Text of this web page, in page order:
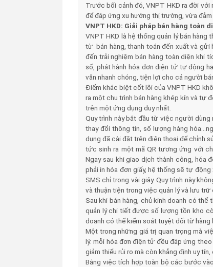
Trước bối cảnh đó, VNPT HKD ra đời
để đáp ứng xu hướng thị trường, vừa
VNPT HKD: Giải pháp bán hàng toàn
VNPT HKD là hệ thống quản lý bán
từ bán hàng, thanh toán đến xuất và gửi
đến trải nghiệm bán hàng toàn diện khi
số, phát hành hóa đơn điện tử tự động
vẫn nhanh chóng, tiện lợi cho cả người
Điểm khác biệt cốt lõi của VNPT HKD
ra một chu trình bán hàng khép kín và tự
trên một ứng dụng duy nhất.
Quy trình này bắt đầu từ việc người dùng
thay đổi thông tin, số lượng hàng
dụng đã cài đặt trên điện thoại để chỉnh
tức sinh ra một mã QR tương ứng với
Ngay sau khi giao dịch thành công, hóa
phải in hóa đơn giấy, hệ thống sẽ tự
SMS chỉ trong vài giây. Quy trình này
và thuận tiện trong việc quản lý và lưu trữ
Sau khi bán hàng, chủ kinh doanh có
quản lý chi tiết được số lượng tồn kho
doanh có thể kiểm soát tuyệt đối từ hàng
Một trong những giá trị quan trọng mà
lý: mỗi hóa đơn điện tử đều đáp ứng
giảm thiểu rủi ro mà còn khẳng định uy
Bằng việc tích hợp toàn bộ các bước